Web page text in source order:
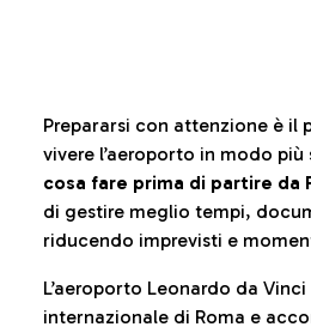
Prepararsi con attenzione è il
vivere l’aeroporto in modo più
cosa fare prima di partire da
di gestire meglio tempi,
riducendo imprevisti e
L’aeroporto Leonardo da
internazionale di Roma e